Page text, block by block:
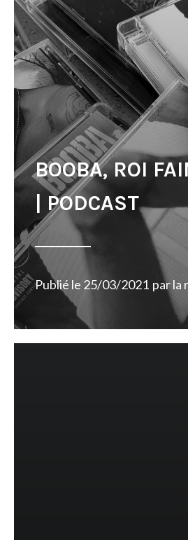
BOOBA, ROI
| PODCAST
Publié le 25/03/2021 parla